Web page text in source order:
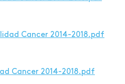
Cancer 2014-2018.pdf
Cancer 2014-2018.pdf